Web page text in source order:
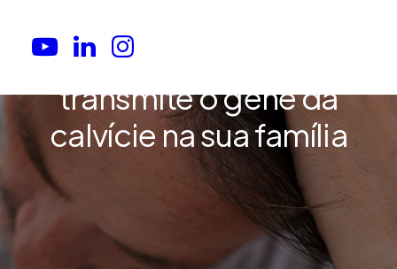
por todas quem
transmite o gene da
calvície na sua família